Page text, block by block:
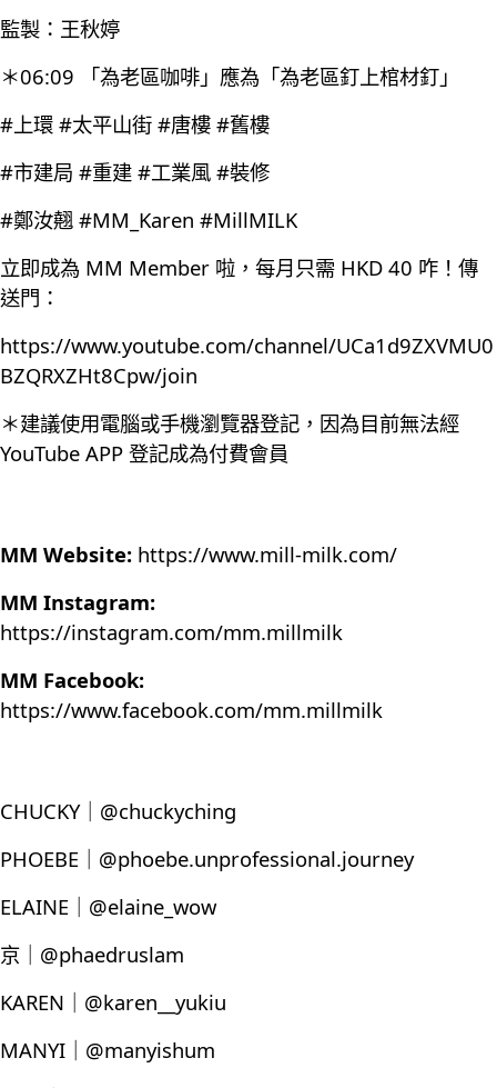
監製：王秋婷
＊06:09 「為老區咖啡」應為「為老區釘上棺材釘」
#上環 #太平山街 #唐樓 #舊樓
#市建局 #重建 #工業風 #裝修
#鄭汝翹 #MM_Karen #MillMILK
立即成為 MM Member 啦，每月只需 HKD 40 咋！傳
送門：
https://www.youtube.com/channel/UCa1d9ZXVMU0
BZQRXZHt8Cpw/join
＊建議使用電腦或手機瀏覽器登記，因為目前無法經
YouTube APP 登記成為付費會員
MM Website: https://www.mill-milk.com/
MM Instagram:
https://instagram.com/mm.millmilk
MM Facebook:
https://www.facebook.com/mm.millmilk
CHUCKY｜@chuckyching
PHOEBE｜@phoebe.unprofessional.journey
ELAINE｜@elaine_wow
京｜@phaedruslam
KAREN｜@karen__yukiu
MANYI｜@manyishum